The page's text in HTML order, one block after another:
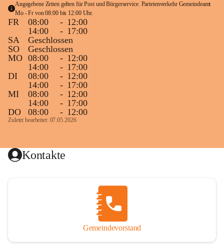
Angegebene Zeiten gelten für Post und Bürgerservice. Parteienverkehr Gemeindeamt
Mo - Fr von 08:00 bis 12:00 Uhr.
FR 08:00 - 12:00
14:00
- 17:00
SA
Geschlossen
SO
Geschlossen
MO 08:00 - 12:00
14:00
- 17:00
DI
08:00 - 12:00
14:00
- 17:00
MI
08:00 - 12:00
14:00
- 17:00
DO
08:00 - 12:00
Zuletzt bearbeitet: 07.05.2026
Kontakte
Gemeindevorstand